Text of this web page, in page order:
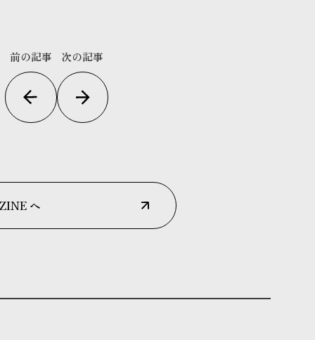
前の記事 次の記事
へ